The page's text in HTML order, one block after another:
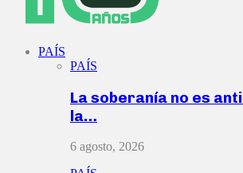
PAÍS
PAÍS
La soberanía no es
la…
6 agosto, 2026